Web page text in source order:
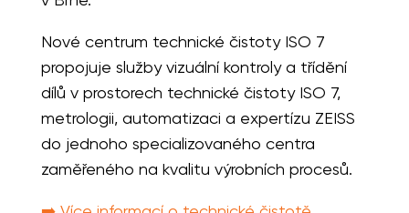
Nové centrum technické čistoty ISO 7
propojuje služby vizuální kontroly a třídění
dílů v prostorech technické čistoty ISO 7,
metrologii, automatizaci a expertízu ZEISS
do jednoho specializovaného centra
zaměřeného na kvalitu výrobních procesů.